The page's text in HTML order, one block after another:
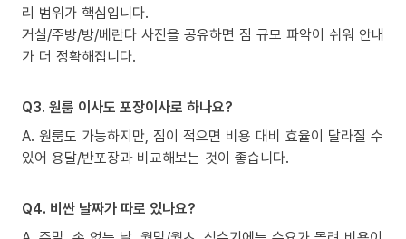
리 범위가 핵심입니다.
거실/주방/방/베란다 사진을 공유하면 짐 규모 파악이 쉬워 안내
가 더 정확해집니다.
Q3. 원룸 이사도 포장이사로 하나요?
A. 원룸도 가능하지만, 짐이 적으면 비용 대비 효율이 달라질 수
있어 용달/반포장과 비교해보는 것이 좋습니다.
Q4. 비싼 날짜가 따로 있나요?